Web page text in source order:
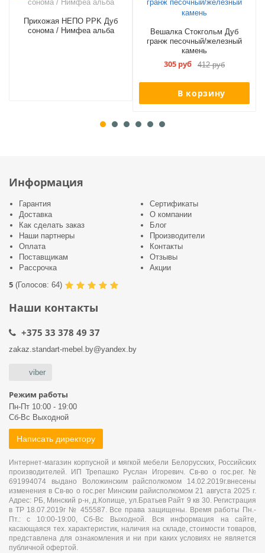
Прихожая НЕПО PPK Дуб
сонома / Нимфеа альба
Вешалка Стокгольм Дуб
гранж песочный/железный
камень
305 руб 412 руб
В корзину
Информация
Гарантия
Доставка
Как сделать заказ
Наши партнеры
Оплата
Поставщикам
Рассрочка
Сертификаты
О компании
Блог
Производители
Контакты
Отзывы
Акции
5 (Голосов: 64)
Наши контакты
+375 33 378 49 37
zakaz.standart-mebel.by@yandex.by
viber
Режим работы
Пн-Пт 10:00 - 19:00
Сб-Вс Выходной
Написать директору
Интернет-магазин корпусной и мягкой мебели Белорусских, Российских
производителей. ИП Трепашко Руслан Игоревич. Св-во о гос.рег. №
691994074 выдано Воложинским райсполкомом 14.02.2019г.внесены
изменения в Св-во о гос.рег Минским райисполкомом 21 августа 2025 г.
Адрес: РБ, Минский р-н, д.Копище, ул.Братьев Райт 9 кв 30. Регистрация
в ТР 18.07.2019г № 455587. Все права защищены. Время работы Пн.-
Пт.: с 10:00-19:00, Сб-Вс Выходной. Вся информация на сайте,
касающаяся тех. характеристик, наличия на складе, стоимости товаров,
представлена для ознакомления и ни при каких условиях не является
публичной офертой.